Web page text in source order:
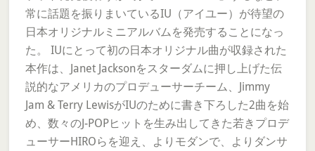
常に話題を振りまいているIU（アイユー）が待望の
日本オリジナルミニアルバムを発売することになっ
た。 IUにとって初の日本オリジナル曲が収録された
本作は、Janet Jacksonをスターダムに押し上げた伝
説的なアメリカのプロデューサーチーム、Jimmy
Jam & Terry LewisがIUのために書き下ろした2曲を始
め、数々のJ-POPヒットを生み出してきた若きプロデ
ューサーHIROらを迎え、よりモダンで、よりダンサ